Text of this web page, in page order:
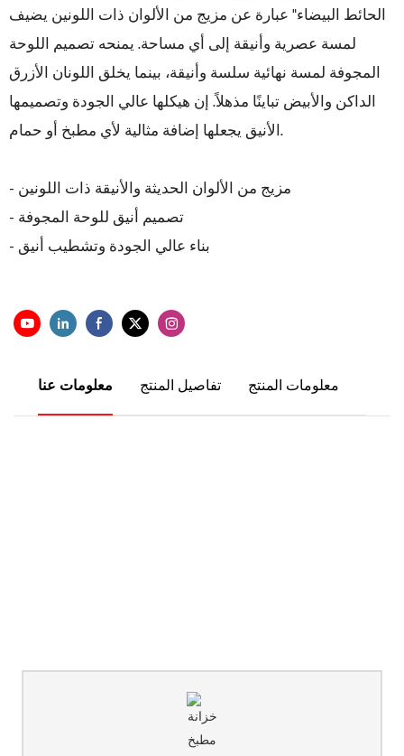
الحائط البيضاء" عبارة عن مزيج من الألوان ذات اللونين يضيف
لمسة عصرية وأنيقة إلى أي مساحة. يمنحه تصميم اللوحة
المجوفة لمسة نهائية سلسة وأنيقة، بينما يخلق اللونان الأزرق
الداكن والأبيض تباينًا مذهلاً. إن هيكلها عالي الجودة وتصميمها
الأنيق يجعلها إضافة مثالية لأي مطبخ أو حمام.
- مزيج من الألوان الحديثة والأنيقة ذات اللونين
- تصميم أنيق للوحة المجوفة
- بناء عالي الجودة وتشطيب أنيق
معلومات عنا تفاصيل المنتج معلومات المنتج